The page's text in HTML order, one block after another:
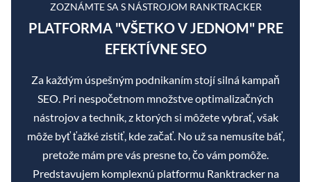
ZOZNÁMTE SA S NÁSTROJOM RANKTRACKER
PLATFORMA "VŠETKO V JEDNOM" PRE
EFEKTÍVNE SEO
Za každým úspešným podnikaním stojí silná kampaň
SEO. Pri nespočetnom množstve optimalizačných
nástrojov a techník, z ktorých si môžete vybrať, však
môže byť ťažké zistiť, kde začať. No už sa nemusíte báť,
pretože mám pre vás presne to, čo vám pomôže.
Predstavujem komplexnú platformu Ranktracker na